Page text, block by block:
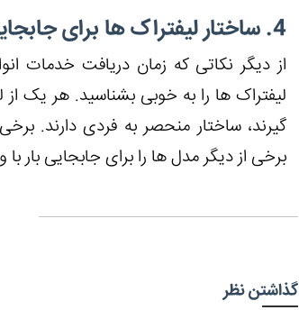
4. ساختار لیفتراک ها برای جابجایی بار
از دیگر نکاتی که زمان دریافت خدمات
لیفتراک ها را به خوبی بشناسید. هر یک از
گیرند، ساختار منحصر به فردی دارند.
برخی از دیگر مدل ها را برای جابجایی بار
گذاشتن نظر